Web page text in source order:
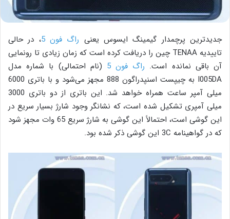
جدیدترین پرچمدار گیمینگ ایسوس یعنی راگ فون 5 ، در حالی
تاییدیه TENAA چین را دریافت کرده است که زمان زیادی تا رونمایی
آن باقی نمانده است. راگ فون 5
(نام احتمالی) با شماره مدل
I005DA به چیپست اسنپدراگون 888 مجهز می‌شود و با باتری 6000
میلی آمپر ساعت همراه خواهد شد. این باتری از دو باتری 3000
میلی آمپری تشکیل شده است، که نشانگر وجود شارژ بسیار سریع در
این گوشی است، احتمالاً این گوشی به شارژ سریع 65 وات مجهز شود
که در گواهینامه 3C این گوشی ذکر شده بود.